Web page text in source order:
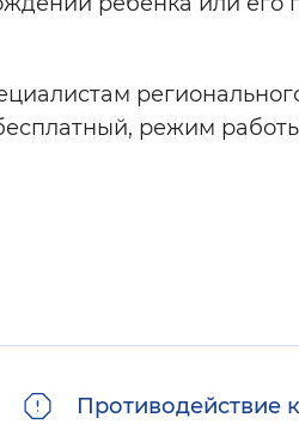
режим
Противодействие